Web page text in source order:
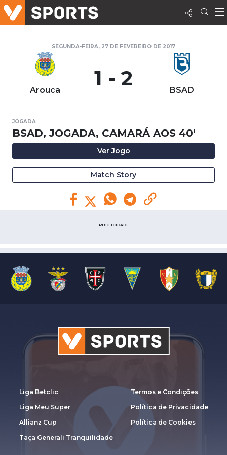
SEGUNDA-FEIRA, 27 DE FEVEREIRO DE 2017
Arouca 1 - 2 BSAD
JOGADA
BSAD, JOGADA, CAMARÁ AOS 40'
Ver Jogo
Match Story
PUBLICIDADE
Liga Betclic
Liga Meu Super
Allianz Cup
Taça Generali Tranquilidade
Termos e Condições
Política de Privacidade
Política de Cookies